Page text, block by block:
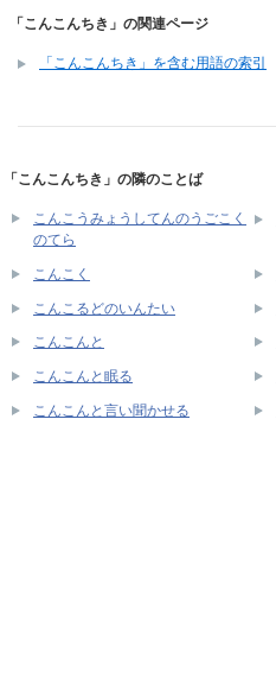
「こんこんちき」の関連ページ
「こんこんちき」を含む用語の索引
「こんこんちき」の隣のことば
こんこうみょうしてんのうごこく
のてら
こんこく
こんこるどのいんたい
こんこんと
こんこんと眠る
こんこんと言い聞かせる